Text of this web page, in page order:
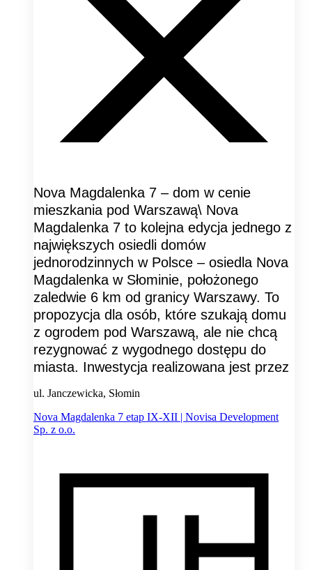
Nova Magdalenka 7 – dom w cenie
mieszkania pod Warszawą\ Nova
Magdalenka 7 to kolejna edycja jednego z
największych osiedli domów
jednorodzinnych w Polsce – osiedla Nova
Magdalenka w Słominie, położonego
zaledwie 6 km od granicy Warszawy. To
propozycja dla osób, które szukają domu
z ogrodem pod Warszawą, ale nie chcą
rezygnować z wygodnego dostępu do
miasta. Inwestycja realizowana jest przez
ul. Janczewicka, Słomin
Nova Magdalenka 7 etap IX-XII | Novisa Development
Sp. z o.o.